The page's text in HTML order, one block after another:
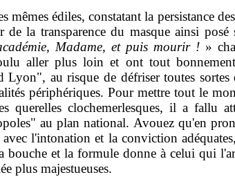
mêmes édiles, constatant la persistance
de la transparence du masque ainsi posé
Madame, et puis mourir ! »
aller plus loin et ont tout bonnement
Lyon", au risque de défriser toutes sortes
périphériques. Pour mettre tout le
querelles clochemerlesques, il a fallu
au plan national. Avouez qu'en
l'intonation et la conviction
bouche et la formule donne à celui qui
plus majestueuses.